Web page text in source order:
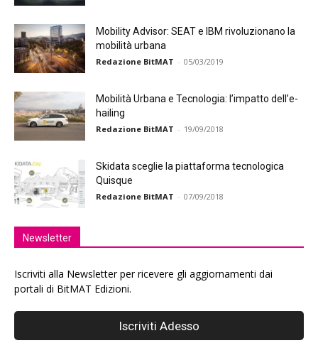
Mobility Advisor: SEAT e IBM rivoluzionano la
mobilità urbana
Redazione BitMAT - 05/03/2019
Mobilità Urbana e Tecnologia: l’impatto dell’e-
hailing
Redazione BitMAT - 19/09/2018
Skidata sceglie la piattaforma tecnologica
Quisque
Redazione BitMAT - 07/09/2018
Newsletter
Iscriviti alla Newsletter per ricevere gli aggiornamenti dai
portali di BitMAT Edizioni.